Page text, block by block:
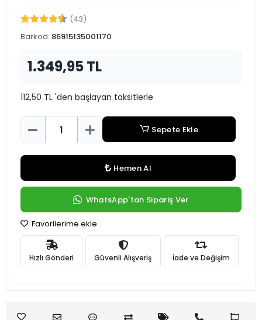
(43)
Barkod: 86915135001170
1.349,95 TL
112,50 TL 'den başlayan taksitlerle
Sepete Ekle
Hemen Al
WhatsApp'tan Sipariş Ver
Favorilerime ekle
Hızlı Gönderi Güvenli Alışveriş İade ve Değişim